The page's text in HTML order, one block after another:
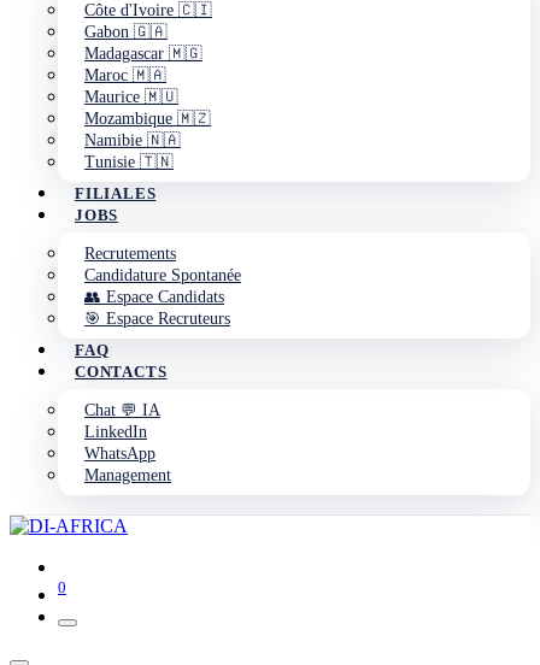
Côte d'Ivoire 🇨🇮
Gabon 🇬🇦
Madagascar 🇲🇬
Maroc 🇲🇦
Maurice 🇲🇺
Mozambique 🇲🇿
Namibie 🇳🇦
Tunisie 🇹🇳
FILIALES
JOBS
Recrutements
Candidature Spontanée
👥 Espace Candidats
🎯 Espace Recruteurs
FAQ
CONTACTS
Chat 💬 IA
LinkedIn
WhatsApp
Management
0